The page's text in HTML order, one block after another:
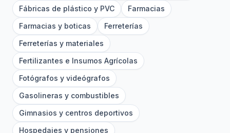
Fábricas de plástico y PVC
Farmacias
Farmacias y boticas
Ferreterías
Ferreterías y materiales
Fertilizantes e Insumos Agrícolas
Fotógrafos y videógrafos
Gasolineras y combustibles
Gimnasios y centros deportivos
Hospedajes y pensiones